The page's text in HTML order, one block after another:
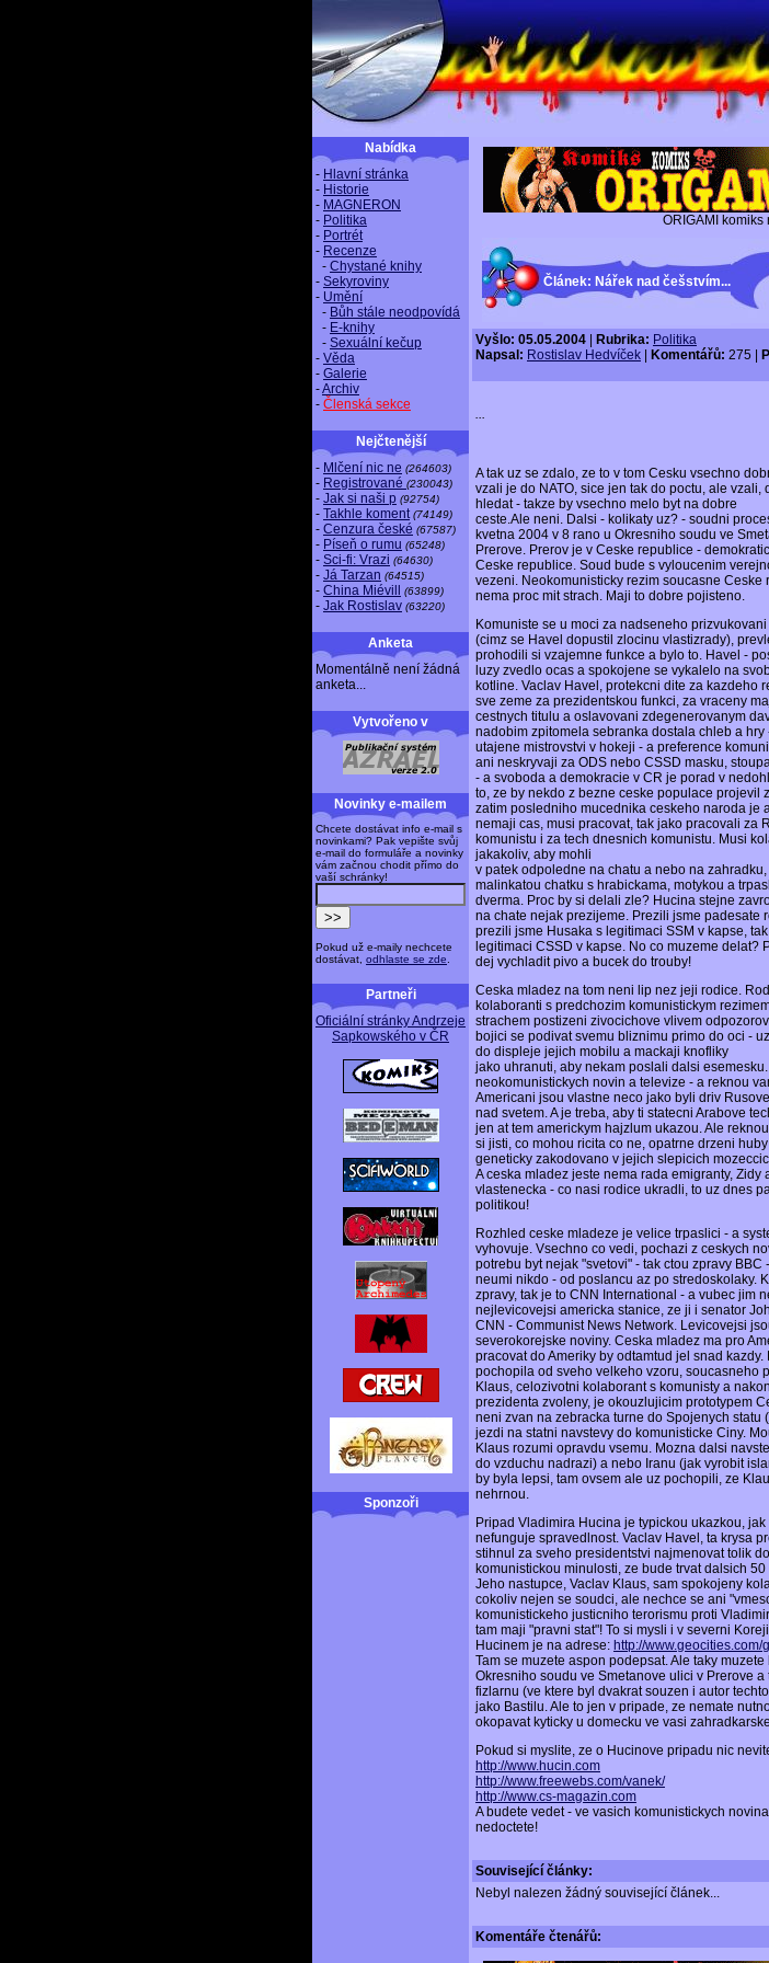
Nabídka
- Hlavní stránka
- Historie
- MAGNERON
- Politika
- Portrét
- Recenze
- Chystané knihy
- Sekyroviny
- Umění
- Bůh stále neodpovídá
- E-knihy
- Sexuální kečup
- Věda
- Galerie
-Archiv
- Členská sekce
Nejčtenější
- Mlčení nic ne (264603)
- Registrované (230043)
- Jak si naši p (92754)
- Takhle koment (74149)
- Cenzura české (67587)
- Píseň o rumu (65248)
- Sci-fi: Vrazi (64630)
- Já Tarzan (64515)
- China Miévill (63899)
- Jak Rostislav (63220)
Anketa
Momentálně není žádná
anketa...
Vytvořeno v
Novinky e-mailem
Chcete dostávat info e-mail s
novinkami? Pak vepište svůj
e-mail do formuláře a novinky
vám začnou chodit přímo do
vaší schránky!
Pokud už e-maily nechcete
dostávat, odhlaste se zde
Partneři
Oficiální stránky Andrzeje
Sapkowského v ČR
Sponzoři
ORIGAMI komiks
Článek: Nářek nad češstvím...
Vyšlo: 05.05.2004 Rubrika: Politika
Napsal: Rostislav Hedvíček Komentářů: 275 |
...
A tak uz se zdalo, ze to v tom Cesku vsechno
vzali je do NATO, sice jen tak do poctu, ale
hledat - takze by vsechno melo byt na dobre
ceste.Ale neni. Dalsi - kolikaty uz? - soudni
kvetna 2004 v 8 rano u Okresniho soudu ve
Prerove. Prerov je v Ceske republice -
Ceske republice. Soud bude s vyloucenim
vezeni. Neokomunisticky rezim soucasne Ceske
nema proc mit strach. Maji to dobre pojisteno.
Komuniste se u moci za nadseneho
(cimz se Havel dopustil zlocinu vlastizrady),
prohodili si vzajemne funkce a bylo to. Havel -
luzy zvedlo ocas a spokojene se vykalelo na
kotline. Vaclav Havel, protekcni dite za kazdeho
sve zeme za prezidentskou funkci, za vraceny
cestnych titulu a oslavovani zdegenerovanym
nadobim zpitomela sebranka dostala chleb a hry
utajene mistrovstvi v hokeji - a preference
ani neskryvaji za ODS nebo CSSD masku,
- a svoboda a demokracie v CR je porad v
to, ze by nekdo z bezne ceske populace projevil
zatim posledniho mucednika ceskeho naroda je
nemaji cas, musi pracovat, tak jako pracovali za
komunistu i za tech dnesnich komunistu. Musi
jakakoliv, aby mohli
v patek odpoledne na chatu a nebo na
malinkatou chatku s hrabickama, motykou a
dverma. Proc by si delali zle? Hucina stejne
na chate nejak prezijeme. Prezili jsme padesate
prezili jsme Husaka s legitimaci SSM v kapse,
legitimaci CSSD v kapse. No co muzeme delat?
dej vychladit pivo a bucek do trouby!
Ceska mladez na tom neni lip nez jeji rodice.
kolaboranti s predchozim komunistickym
strachem postizeni zivocichove vlivem
bojici se podivat svemu bliznimu primo do oci -
do displeje jejich mobilu a mackaji knofliky
jako uhranuti, aby nekam poslali dalsi
neokomunistickych novin a televize - a reknou
Americani jsou vlastne neco jako byli driv
nad svetem. A je treba, aby ti statecni Arabove
jen at tem americkym hajzlum ukazou. Ale
si jisti, co mohou ricita co ne, opatrne drzeni
geneticky zakodovano v jejich slepicich
A ceska mladez jeste nema rada emigranty, Zidy
vlastenecka - co nasi rodice ukradli, to uz dnes
politikou!
Rozhled ceske mladeze je velice trpaslici - a
vyhovuje. Vsechno co vedi, pochazi z ceskych
potrebu byt nejak "svetovi" - tak ctou zpravy BBC
neumi nikdo - od poslancu az po stredoskolaky.
zpravy, tak je to CNN International - a vubec jim
nejlevicovejsi americka stanice, ze ji i senator
CNN - Communist News Network. Levicovejsi
severokorejske noviny. Ceska mladez ma pro
pracovat do Ameriky by odtamtud jel snad
pochopila od sveho velkeho vzoru, soucasneho
Klaus, celozivotni kolaborant s komunisty a
prezidenta zvoleny, je okouzlujicim prototypem
neni zvan na zebracka turne do Spojenych statu
jezdi na statni navstevy do komunisticke Ciny.
Klaus rozumi opravdu vsemu. Mozna dalsi
do vzduchu nadrazi) a nebo Iranu (jak vyrobit
by byla lepsi, tam ovsem ale uz pochopili, ze
nehrnou.
Pripad Vladimira Hucina je typickou ukazkou,
nefunguje spravedlnost. Vaclav Havel, ta krysa
stihnul za sveho presidentstvi najmenovat tolik
komunistickou minulosti, ze bude trvat dalsich
Jeho nastupce, Vaclav Klaus, sam spokojeny
cokoliv nejen se soudci, ale nechce se ani
komunistickeho justicniho terorismu proti
tam maji "pravni stat"! To si mysli i v severni
Hucinem je na adrese: http://www.geocities.com/
Tam se muzete aspon podepsat. Ale taky
Okresniho soudu ve Smetanove ulici v Prerove
fizlarnu (ve ktere byl dvakrat souzen i autor
jako Bastilu. Ale to jen v pripade, ze nemate
okopavat kyticky u domecku ve vasi
Pokud si myslite, ze o Hucinove pripadu nic
http://www.hucin.com
http://www.freewebs.com/vanek/
http://www.cs-magazin.com
A budete vedet - ve vasich komunistickych
nedoctete!
Související články:
Nebyl nalezen žádný související článek...
Komentáře čtenářů: